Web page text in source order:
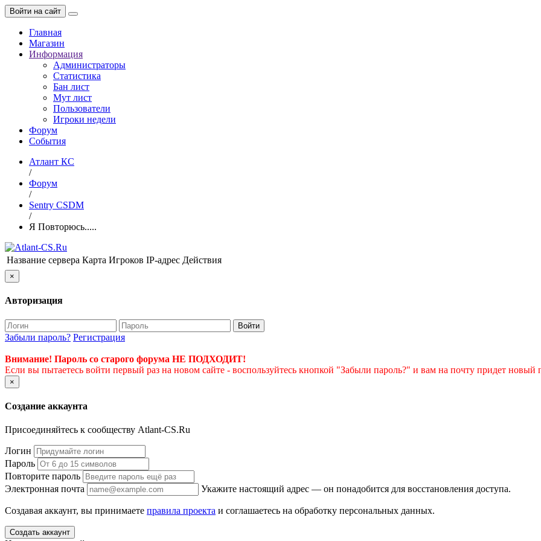
Войти на сайт
Главная
Магазин
Информация
Администраторы
Статистика
Бан лист
Мут лист
Пользователи
Игроки недели
Форум
События
Атлант КС
/
Форум
/
Sentry CSDM
/
Я Повторюсь.....
Название сервера Карта Игроков IP-адрес Действия
×
Авторизация
Войти
Забыли пароль? Регистрация
Внимание! Пароль со старого форума НЕ ПОДХОДИТ!
Если вы пытаетесь войти первый раз на новом сайте - воспользуйтесь кнопкой "Забыли пароль?" и вам на почту придет новый
×
Создание аккаунта
Присоединяйтесь к сообществу Atlant-CS.Ru
Логин
Пароль
Повторите пароль
Электронная почта
Укажите настоящий адрес — он понадобится для восстановления доступа.
Создавая аккаунт, вы принимаете правила проекта и соглашаетесь на обработку персональных данных.
Создать аккаунт